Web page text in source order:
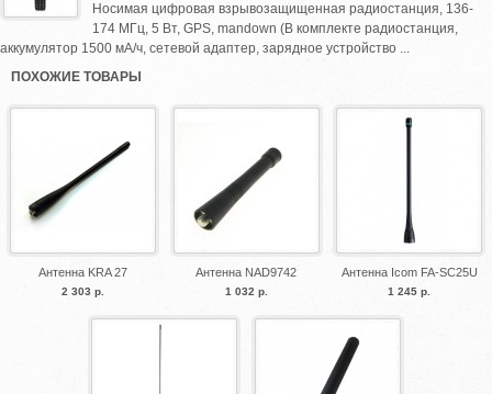
Носимая цифровая взрывозащищенная радиостанция, 136-
174 МГц, 5 Вт, GPS, mandown (В комплекте радиостанция,
аккумулятор 1500 мА/ч, сетевой адаптер, зарядное устройство ...
ПОХОЖИЕ ТОВАРЫ
Антенна KRA 27
2 303 р.
Антенна NAD9742
1 032 р.
Антенна Icom FA-SC25U
1 245 р.